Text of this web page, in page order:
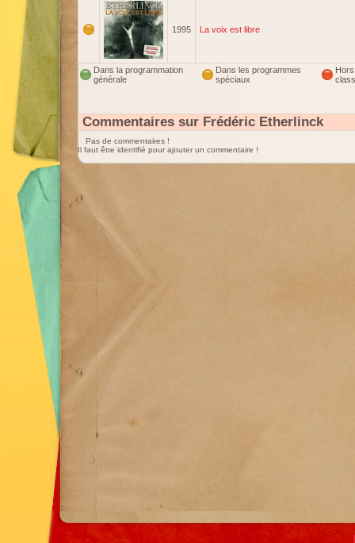
1995 La voix est libre
Dans la programmation
générale
Dans les programmes
spéciaux
Hors
Commentaires sur Frédéric Etherlinck
Pas de commentaires !
Il faut être identifié pour ajouter un commentaire !